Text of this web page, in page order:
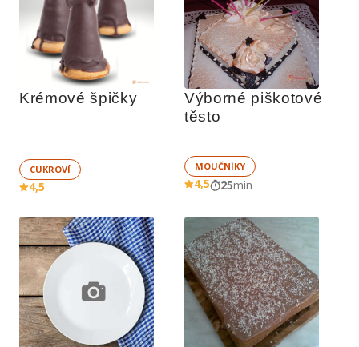
Krémové špičky
CUKROVÍ
4,5
Výborné piškotové
těsto
MOUČNÍKY
4,5 25min